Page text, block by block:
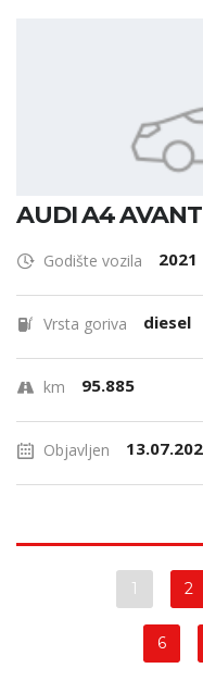
AUDI A4
Godište vozila 2021
Vrsta goriva diesel
km 95.885
Objavljen
1 2
6